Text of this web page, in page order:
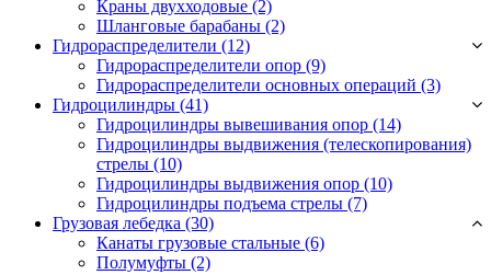
Краны двухходовые (2)
Шланговые барабаны (2)
Гидрораспределители (12)
Гидрораспределители опор (9)
Гидрораспределители основных операций (3)
Гидроцилиндры (41)
Гидроцилиндры вывешивания опор (14)
Гидроцилиндры выдвижения (телескопирования)
стрелы (10)
Гидроцилиндры выдвижения опор (10)
Гидроцилиндры подъема стрелы (7)
Грузовая лебедка (30)
Канаты грузовые стальные (6)
Полумуфты (2)